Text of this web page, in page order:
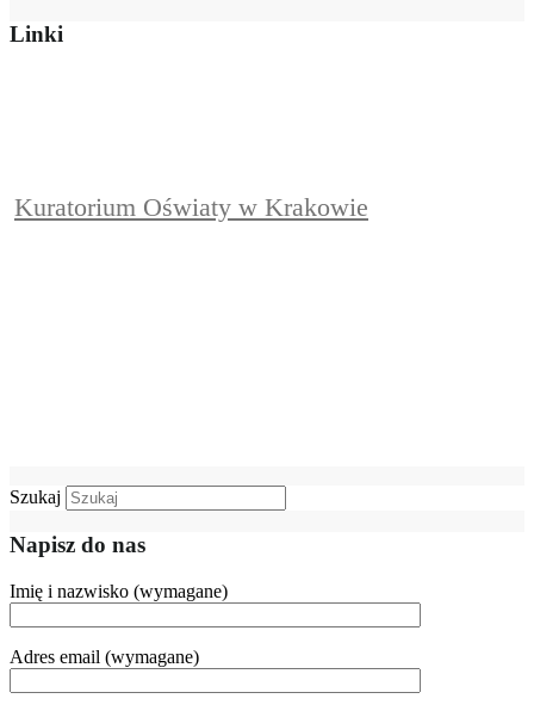
Linki
Kuratorium Oświaty w Krakowie
Szukaj
Napisz do nas
Imię i nazwisko (wymagane)
Adres email (wymagane)